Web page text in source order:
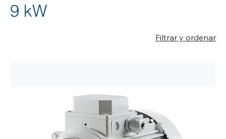
9 kW
Filtrar y ordenar